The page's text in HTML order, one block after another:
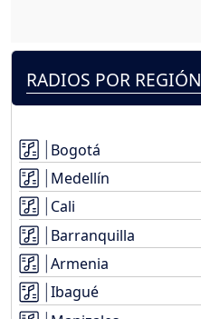
RADIOS POR REGIÓN
Bogotá
Medellín
Cali
Barranquilla
Armenia
Ibagué